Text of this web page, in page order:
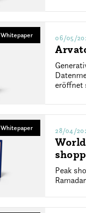
Whitepaper 06/05/
eröffnet
Whitepaper 28/04/
Peak